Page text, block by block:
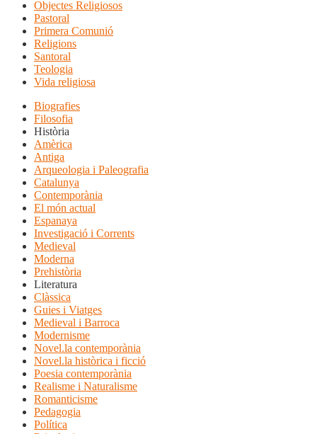
Objectes Religiosos
Pastoral
Primera Comunió
Religions
Santoral
Teologia
Vida religiosa
Biografies
Filosofia
Història
Amèrica
Antiga
Arqueologia i Paleografia
Catalunya
Contemporània
El món actual
Espanaya
Investigació i Corrents
Medieval
Moderna
Prehistòria
Literatura
Clàssica
Guies i Viatges
Medieval i Barroca
Modernisme
Novel.la contemporània
Novel.la històrica i ficció
Poesia contemporània
Realisme i Naturalisme
Romanticisme
Pedagogia
Política